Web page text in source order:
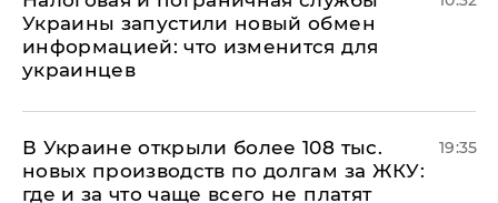
Украины запустили новый обмен
информацией: что изменится для
украинцев
В Украине открыли более 108 тыс.
новых производств по долгам за ЖКУ:
где и за что чаще всего не платят
19:35